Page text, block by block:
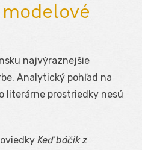
najvýraznejšie
Analytický pohľad na
literárne prostriedky nesú
Keď báčik z